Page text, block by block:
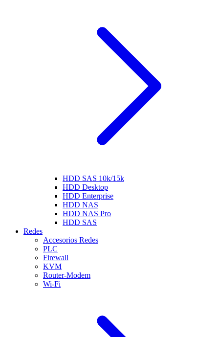
HDD SAS 10k/15k
HDD Desktop
HDD Enterprise
HDD NAS
HDD NAS Pro
HDD SAS
Redes
Accesorios Redes
PLC
Firewall
KVM
Router-Modem
Wi-Fi